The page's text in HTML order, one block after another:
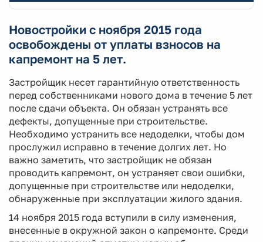
Новостройки с ноября 2015 года
освобождены от уплаты взносов на
капремонт на 5 лет.
Застройщик несет гарантийную ответственность
перед собственниками нового дома в течение 5 лет
после сдачи объекта. Он обязан устранять все
дефекты, допущенные при строительстве.
Необходимо устранить все недоделки, чтобы дом
прослужил исправно в течение долгих лет. Но
важно заметить, что застройщик не обязан
проводить капремонт, он устраняет свои ошибки,
допущенные при строительстве или недоделки,
обнаруженные при эксплуатации жилого здания.
14 ноября 2015 года вступили в силу изменения,
внесенные в окружной закон о капремонте. Среди